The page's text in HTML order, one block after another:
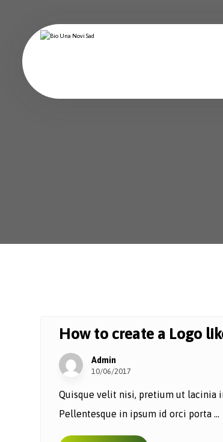
How to create a Logo
Admin
10/06/2017
Quisque velit nisi, pretium ut lacinia
Pellentesque in ipsum id orci porta ...